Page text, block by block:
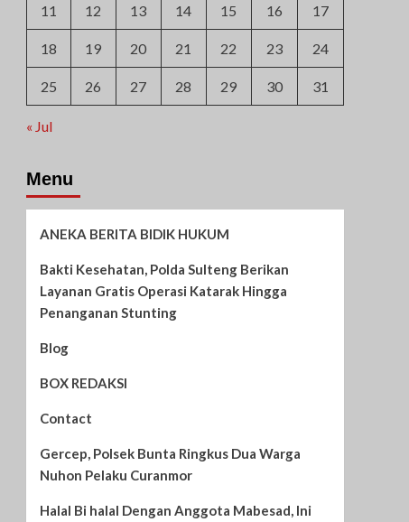
11 12 13 14 15 16 17
18 19 20 21 22 23 24
25 26 27 28 29 30 31
« Jul
Menu
ANEKA BERITA BIDIK HUKUM
Bakti Kesehatan, Polda Sulteng Berikan
Layanan Gratis Operasi Katarak Hingga
Penanganan Stunting
Blog
BOX REDAKSI
Contact
Gercep, Polsek Bunta Ringkus Dua Warga
Nuhon Pelaku Curanmor
Halal Bi halal Dengan Anggota Mabesad, Ini